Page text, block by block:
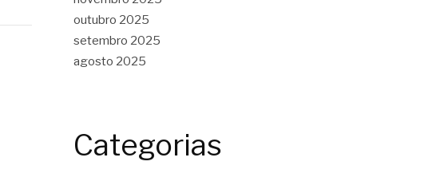
outubro 2025
setembro 2025
agosto 2025
Categorias